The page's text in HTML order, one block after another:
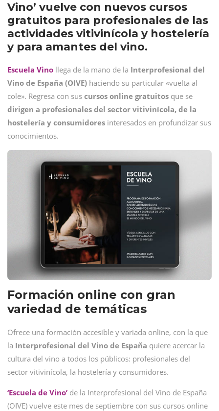
Vino’ vuelve con nuevos cursos
gratuitos para profesionales de las
actividades vitivinícola y hostelería
y para amantes del vino.
Escuela Vino llega de la mano de la Interprofesional del
Vino de España (OIVE) haciendo su particular «vuelta al
cole». Regresa con sus cursos online gratuitos que se
dirigen a profesionales del sector vitivinícola, de la
hostelería y consumidores interesados en profundizar sus
conocimientos.
Formación online con gran
variedad de temáticas
Ofrece una formación accesible y variada online, con la que
la Interprofesional del Vino de España quiere acercar la
cultura del vino a todos los públicos: profesionales del
sector vitivinícola, la hostelería y consumidores.
‘Escuela de Vino’ de la Interprofesional del Vino de España
(OIVE) vuelve este mes de septiembre con sus cursos online